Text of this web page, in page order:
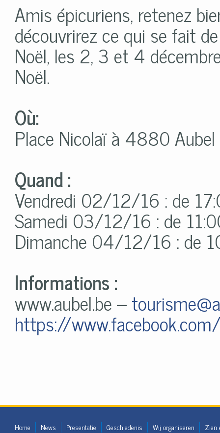
Amis épicuriens, retenez
découvrirez ce qui se fait
Noël, les 2, 3 et 4
Noël.
Où:
Place Nicolaï à 4880 Aubel
Quand :
Vendredi 02/12/16 : de
Samedi 03/12/16 : de
Dimanche 04/12/16 : de
Informations :
www.aubel.be –
https://
Home News Presentatie Geschiedenis Wij organiseren
Zien